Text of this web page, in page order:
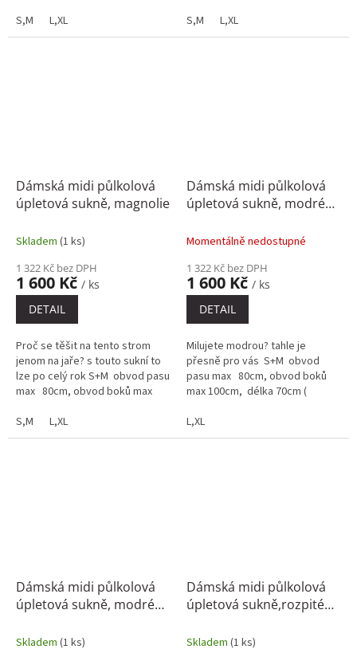
max...
S,M L,XL
pasu max...
S,M L,XL
Dámská midi půlkolová
úpletová sukně, magnolie
Skladem (1 ks)
1 322 Kč bez DPH
1 600 Kč / ks
DETAIL
Proč se těšit na tento strom
jenom na jaře? s touto sukní to
lze po celý rok​ S+M obvod pasu
max 80cm, obvod boků max
S,M
L,XL
Dámská midi půlkolová
úpletová sukně, modré
Momentálně nedostupné
1 322 Kč bez DPH
1 600 Kč / ks
DETAIL
Milujete modrou? tahle je
přesně pro vás S+M obvod
pasu max 80cm, obvod boků
max 100cm, délka 70cm (
pasu max...
L,XL
Dámská midi půlkolová
úpletová sukně, modré
Skladem (1 ks)
Dámská midi půlkolová
úpletová sukně,rozpité
Skladem (1 ks)